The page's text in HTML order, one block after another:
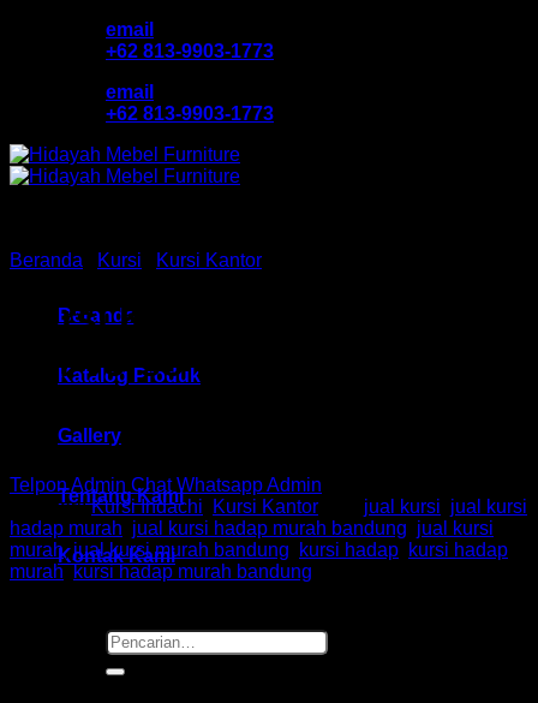
email
+62 813-9903-1773
email
+62 813-9903-1773
Beranda
Katalog Produk
Gallery
Tentang Kami
Kontak Kami
Pencarian
untuk:
Beranda Kursi Kursi Kantor
Kursi Kantor Hadap Indachi
HM Verso III VCR Bandung
Telpon Admin Chat Whatsapp Admin
Kategori:Kursi Indachi Kursi Kantor jual kursi jual kursi
hadap murah jual kursi hadap murah bandung jual kursi
murah,jual kursi murah bandung kursi hadap kursi hadap
murah,kursi hadap murah bandung